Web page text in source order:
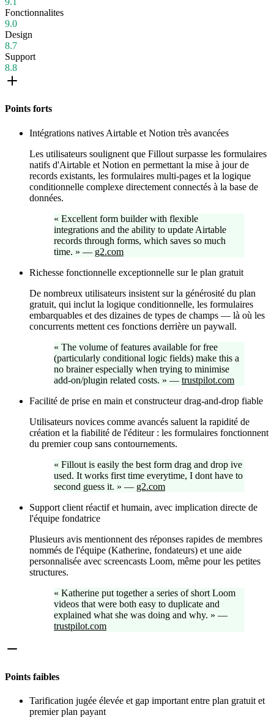
Fonctionnalites
9.0
Design
8.7
Support
8.8
Points forts
Intégrations natives Airtable et Notion très avancées
Les utilisateurs soulignent que Fillout surpasse les formulaires
natifs d'Airtable et Notion en permettant la mise à jour de
records existants, les formulaires multi-pages et la logique
conditionnelle complexe directement connectés à la base de
données.
« Excellent form builder with flexible
integrations and the ability to update Airtable
records through forms, which saves so much
time. » — g2.com
Richesse fonctionnelle exceptionnelle sur le plan gratuit
De nombreux utilisateurs insistent sur la générosité du plan
gratuit, qui inclut la logique conditionnelle, les formulaires
embarquables et des dizaines de types de champs — là où les
concurrents mettent ces fonctions derrière un paywall.
« The volume of features available for free
(particularly conditional logic fields) make this a
no brainer especially when trying to minimise
add-on/plugin related costs. » — trustpilot.com
Facilité de prise en main et constructeur drag-and-drop fiable
Utilisateurs novices comme avancés saluent la rapidité de
création et la fiabilité de l'éditeur : les formulaires fonctionnent
du premier coup sans contournements.
« Fillout is easily the best form drag and drop ive
used. It works first time everytime, I dont have to
second guess it. » — g2.com
Support client réactif et humain, avec implication directe de
l'équipe fondatrice
Plusieurs avis mentionnent des réponses rapides de membres
nommés de l'équipe (Katherine, fondateurs) et une aide
personnalisée avec screencasts Loom, même pour les petites
structures.
« Katherine put together a series of short Loom
videos that were both easy to duplicate and
explained what she was doing and why. » —
trustpilot.com
Points faibles
Tarification jugée élevée et gap important entre plan gratuit et
premier plan payant